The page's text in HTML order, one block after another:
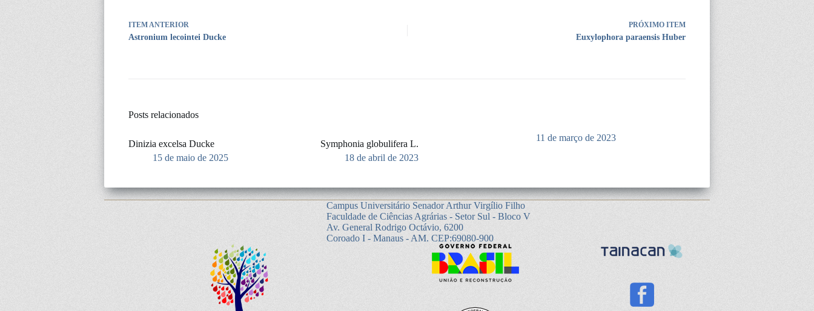
ITEM ANTERIOR
Astronium lecointei Ducke
PRÓXIMO ITEM
Euxylophora paraensis Huber
Posts relacionados
Dinizia excelsa Ducke
15 de maio de 2025
Symphonia globulifera L.
18 de abril de 2023
11 de março de 2023
Campus Universitário Senador Arthur Virgílio Filho
Faculdade de Ciências Agrárias - Setor Sul - Bloco V
Av. General Rodrigo Octávio, 6200
Coroado I - Manaus - AM. CEP:69080-900